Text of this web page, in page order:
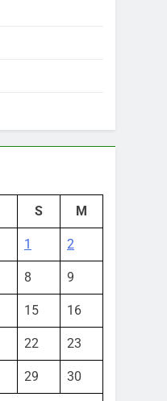
S M
1 2
8 9
15 16
22 23
29 30